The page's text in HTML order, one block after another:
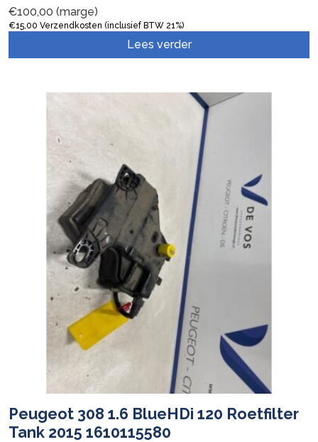
€100,00 (marge)
€15,00 Verzendkosten (inclusief BTW 21%)
Lees verder
Peugeot 308 1.6 BlueHDi 120 Roetfilter
Tank 2015 1610115580